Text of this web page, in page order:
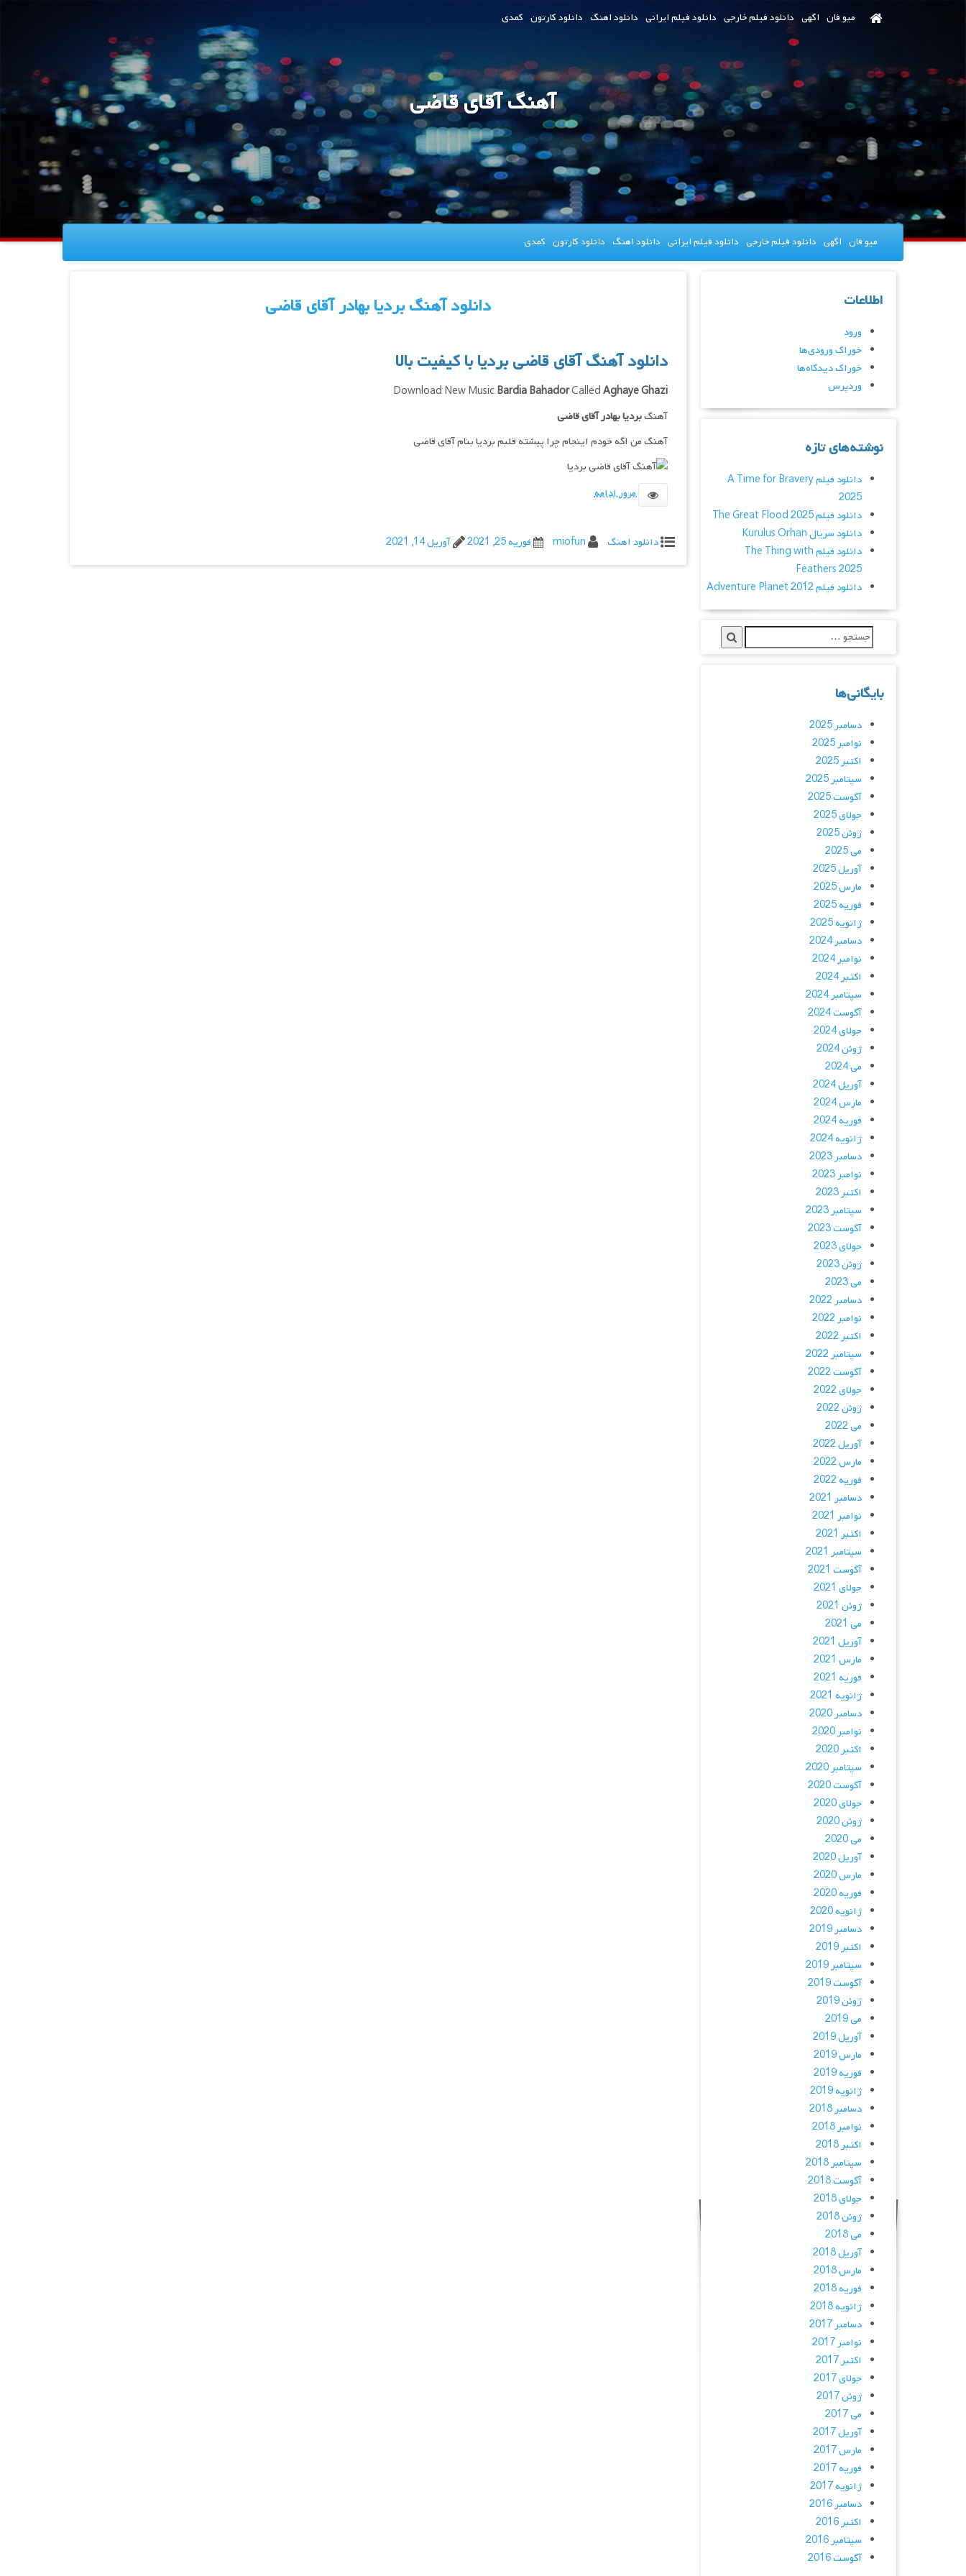
میو فان اگهی دانلود فیلم خارجی دانلود فیلم ایرانی دانلود اهنگ دانلود کارتون کمدی
آهنگ آقای قاضی
میو فان اگهی دانلود فیلم خارجی دانلود فیلم ایرانی دانلود اهنگ دانلود کارتون کمدی
دانلود آهنگ بردیا بهادر آقای قاضی
دانلود آهنگآقای قاضیبردیا با کیفیت بالا
Download New MusicBardia BahadorCalledAghaye Ghazi
آهنگبردیا بهادر آقای قاضی
آهنگ من اگه خودم اینجام چرا پیشته قلبم بردیا بنام آقای قاضی
مرور ادامه
دانلود اهنگ miofun فوریه 25, 2021 آوریل 14, 2021
اطلاعات
ورود
خوراک ورودی‌ها
خوراک دیدگاه‌ها
وردپرس
نوشته‌های تازه
دانلود فیلم A Time for Bravery
2025
دانلود فیلم The Great Flood 2025
دانلود سریال Kurulus Orhan
دانلود فیلم The Thing with
Feathers 2025
دانلود فیلم Adventure Planet 2012
بایگانی‌ها
دسامبر 2025
نوامبر 2025
اکتبر 2025
سپتامبر 2025
آگوست 2025
جولای 2025
ژوئن 2025
می 2025
آوریل 2025
مارس 2025
فوریه 2025
ژانویه 2025
دسامبر 2024
نوامبر 2024
اکتبر 2024
سپتامبر 2024
آگوست 2024
جولای 2024
ژوئن 2024
می 2024
آوریل 2024
مارس 2024
فوریه 2024
ژانویه 2024
دسامبر 2023
نوامبر 2023
اکتبر 2023
سپتامبر 2023
آگوست 2023
جولای 2023
ژوئن 2023
می 2023
دسامبر 2022
نوامبر 2022
اکتبر 2022
سپتامبر 2022
آگوست 2022
جولای 2022
ژوئن 2022
می 2022
آوریل 2022
مارس 2022
فوریه 2022
دسامبر 2021
نوامبر 2021
اکتبر 2021
سپتامبر 2021
آگوست 2021
جولای 2021
ژوئن 2021
می 2021
آوریل 2021
مارس 2021
فوریه 2021
ژانویه 2021
دسامبر 2020
نوامبر 2020
اکتبر 2020
سپتامبر 2020
آگوست 2020
جولای 2020
ژوئن 2020
می 2020
آوریل 2020
مارس 2020
فوریه 2020
ژانویه 2020
دسامبر 2019
اکتبر 2019
سپتامبر 2019
آگوست 2019
ژوئن 2019
می 2019
آوریل 2019
مارس 2019
فوریه 2019
ژانویه 2019
دسامبر 2018
نوامبر 2018
اکتبر 2018
سپتامبر 2018
آگوست 2018
جولای 2018
ژوئن 2018
می 2018
آوریل 2018
مارس 2018
فوریه 2018
ژانویه 2018
دسامبر 2017
نوامبر 2017
اکتبر 2017
جولای 2017
ژوئن 2017
می 2017
آوریل 2017
مارس 2017
فوریه 2017
ژانویه 2017
دسامبر 2016
اکتبر 2016
سپتامبر 2016
آگوست 2016